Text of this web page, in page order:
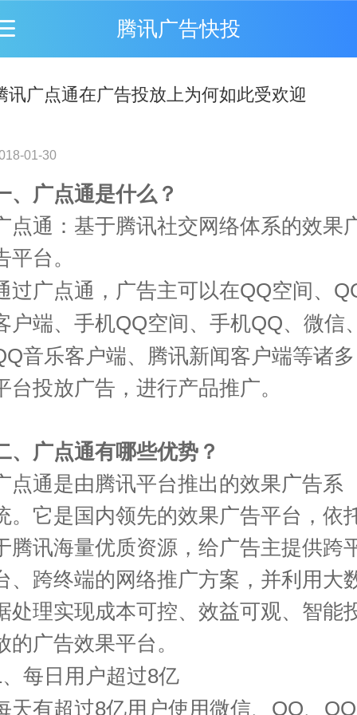
腾讯广告快投
讯广点通在广告投放上为何如此受欢迎
01-30
、广点通是什么？
点通：基于腾讯社交网络体系的效果
平台。
过广点通，广告主可以在QQ空间、
户端、手机QQ空间、手机QQ、微信、
音乐客户端、腾讯新闻客户端等诸多
台投放广告，进行产品推广。
、广点通有哪些优势？
点通是由腾讯平台推出的效果广告系
。它是国内领先的效果广告平台，依
腾讯海量优质资源，给广告主提供跨
、跨终端的网络推广方案，并利用大
处理实现成本可控、效益可观、智能
的广告效果平台。
、每日用户超过8亿
天有超过8亿用户使用微信、 QQ、 QQ